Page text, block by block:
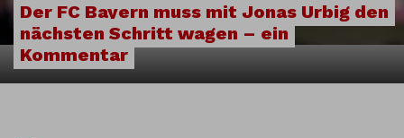
Der FC Bayern muss mit Jonas Urbig den
nächsten Schritt wagen – ein
Kommentar